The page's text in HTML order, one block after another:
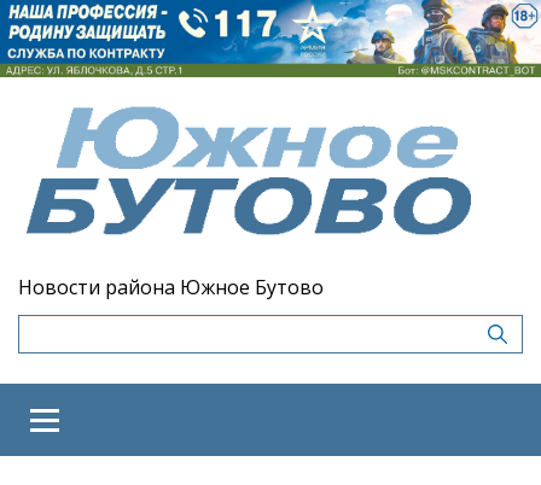
Новости района Южное Бутово